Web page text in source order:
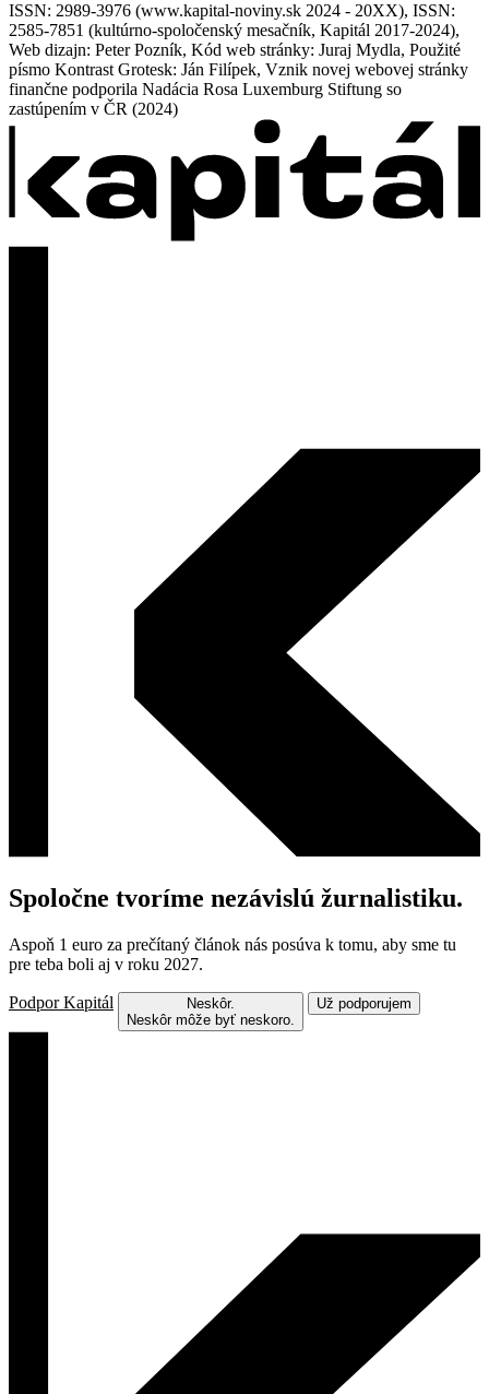
ISSN: 2989-3976 (www.kapital-noviny.sk 2024 - 20XX), ISSN:
2585-7851 (kultúrno-spoločenský mesačník, Kapitál 2017-2024),
Web dizajn: Peter Pozník, Kód web stránky: Juraj Mydla, Použité
písmo Kontrast Grotesk: Ján Filípek, Vznik novej webovej stránky
finančne podporila Nadácia Rosa Luxemburg Stiftung so
zastúpením v ČR (2024)
Spoločne tvoríme nezávislú žurnalistiku.
Aspoň 1 euro za prečítaný článok nás posúva k tomu, aby sme tu
pre teba boli aj v roku 2027.
Podpor Kapitál
Neskôr.
Neskôr môže byť neskoro.
Už podporujem